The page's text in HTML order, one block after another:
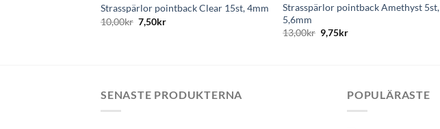
Strasspärlor pointback Clear 15st, 4mm
10,00kr 7,50kr
Strasspärlor pointback Amethyst 5st,
5,6mm
13,00kr 9,75kr
SENASTE PRODUKTERNA POPULÄRASTE